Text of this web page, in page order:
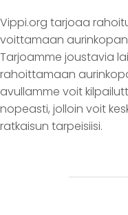
Vippi.org tarjoaa
voittamaan
Tarjoamme joustavia
rahoittamaan
avullamme voit
nopeasti, jolloin voit
ratkaisun tarpeisiisi.